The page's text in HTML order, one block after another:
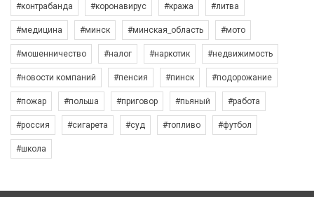
#контрабанда #коронавирус #кража #литва
#медицина #минск #минская_область #мото
#мошенничество #налог #наркотик #недвижимость
#новости компаний #пенсия #пинск #подорожание
#пожар #польша #приговор #пьяный #работа
#россия #сигарета #суд #топливо #футбол
#школа